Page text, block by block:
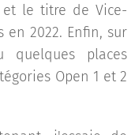
et le titre de Vice-
en 2022. Enfin, sur
places
Open 1 et 2